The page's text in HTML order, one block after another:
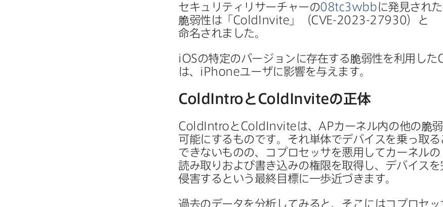
セキュリティリサーチャーの08tc3wbbに​発見され
脆弱性は​「 ColdInvite 」（CVE-2023-27930）と​
命名されました。
iOSの​特定の​バージ​ョンに​存在する​脆弱性を​利用した
は、 iPhoneユーザに​影響を​与えます。
ColdIntroと ColdInviteの​正体
ColdIntroと ColdInviteは、 APカーネル内の​他の​脆
可能に​する​ものです。​それ単体で​デバイスを​乗っ取る​
できない​ものの、​コプロセッサを​悪用して​カーネルの​
読み取りおよび​書き込みの​権限を​取得し、​デバイスを​
侵害すると​いう​最終目標に​一歩近づきます。
過去の​データを​分析してみると、​そこには​コプロセッ